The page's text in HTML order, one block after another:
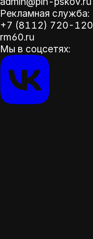
Рекламная служба:
+7 (8112) 720-120
rm60.ru
Мы в соцсетях: